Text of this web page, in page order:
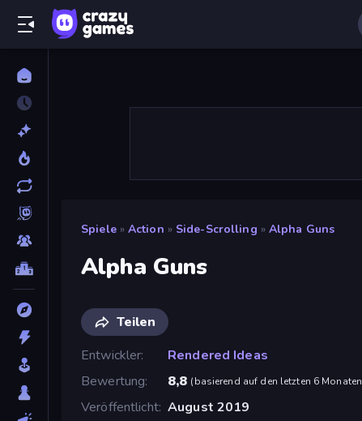
Spiele » Action » Side-Scrolling » Alpha Guns
Alpha Guns
Teilen
Entwickler
Rendered Ideas
Bewertung
8,8 (basierend auf den letzten 6 Monaten
Veröffentlicht August 2019